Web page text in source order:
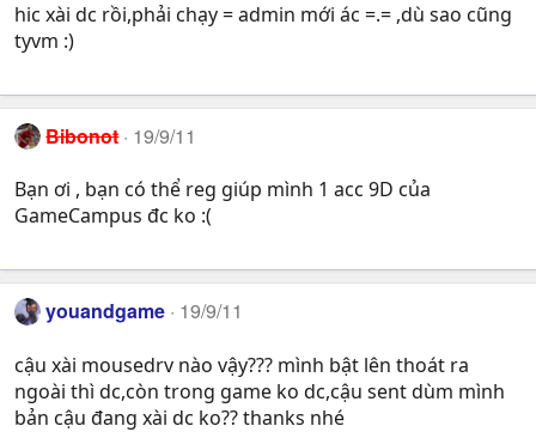
hic xài dc rồi,phải chạy = admin mới ác =.= ,dù sao cũng
tyvm :)
Bibonot 19/9/11
Bạn ơi , bạn có thể reg giúp mình 1 acc 9D của
GameCampus đc ko :(
youandgame 19/9/11
cậu xài mousedrv nào vậy??? mình bật lên thoát ra
ngoài thì dc,còn trong game ko dc,cậu sent dùm mình
bản cậu đang xài dc ko?? thanks nhé